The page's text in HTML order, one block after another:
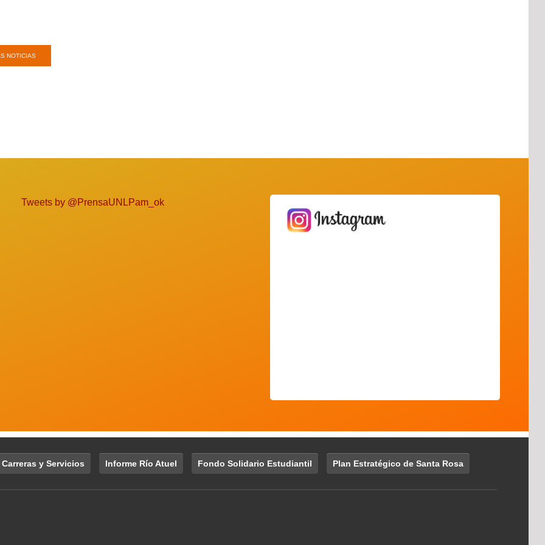
NOTICIAS
Tweets by @PrensaUNLPam_ok
y Servicios Informe Río Atuel Fondo Solidario Estudiantil Plan Estratégico de Santa Rosa